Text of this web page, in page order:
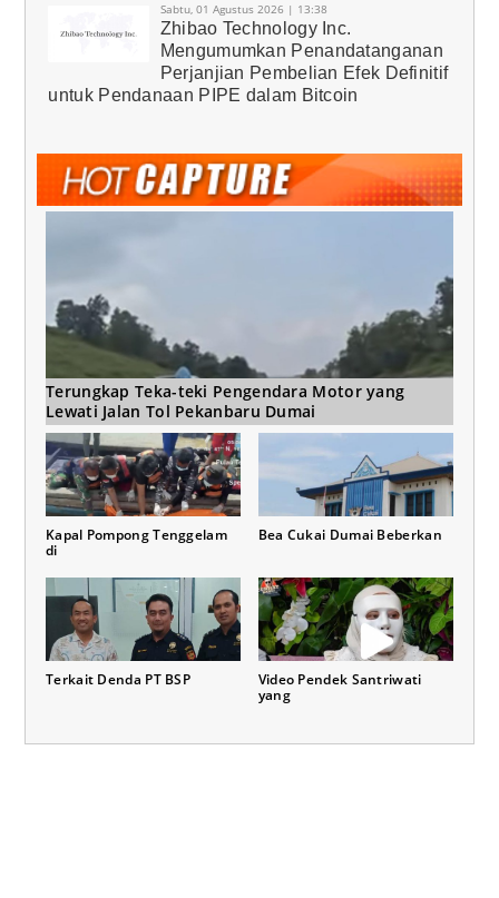
Sabtu, 01 Agustus 2026 | 13:38
Zhibao Technology Inc.
Mengumumkan Penandatanganan
Perjanjian Pembelian Efek Definitif
untuk Pendanaan PIPE dalam Bitcoin
Terungkap Teka-teki Pengendara Motor yang
Lewati Jalan Tol Pekanbaru Dumai
Kapal Pompong Tenggelam
di
Bea Cukai Dumai Beberkan
Terkait Denda PT BSP
Video Pendek Santriwati
yang